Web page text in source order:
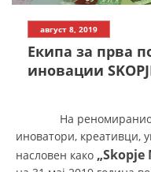
август 8, 2019
Екипа за прва
иновации
На реномираниот
иноватори, креативци,
насловен како „Skopje